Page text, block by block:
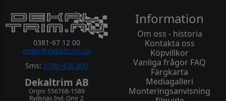
0381-67 12 00
order@dekaltrim.nu
Sms: 0700-436 000
Dekaltrim AB
Orgnr. 556768-1589
Rydsnäs Ind. Omr 2
Information
Om oss - historia
Kontakta oss
Köpvillkor
Vanliga frågor FAQ
Färgkarta
Mediagalleri
Monteringsanvisning